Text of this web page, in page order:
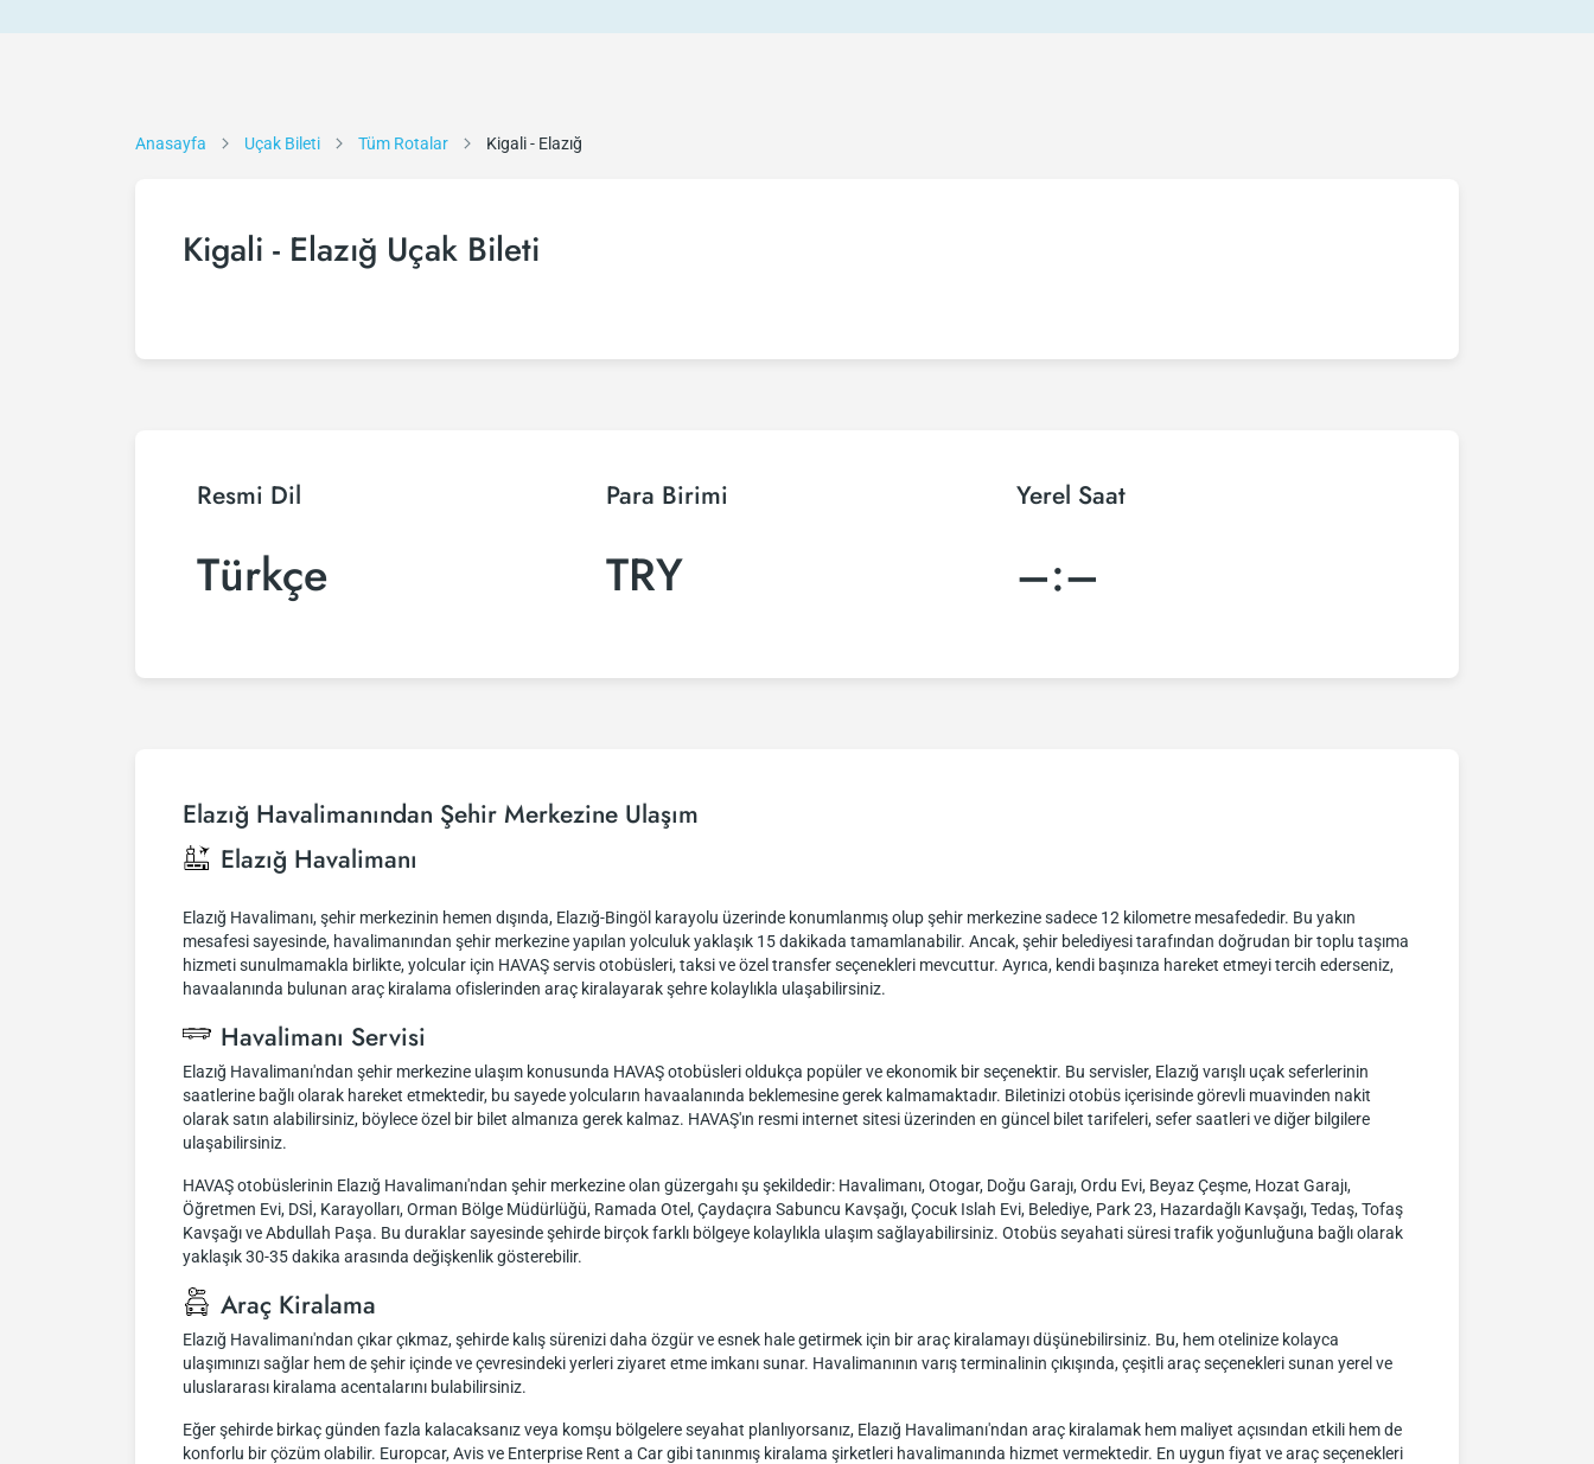
Anasayfa Uçak Bileti Tüm Rotalar Kigali - Elazığ
Kigali - Elazığ Uçak Bileti
Resmi Dil
Türkçe
Para Birimi
TRY
Yerel Saat
–:–
Elazığ Havalimanından Şehir Merkezine Ulaşım
Elazığ Havalimanı
Elazığ Havalimanı, şehir merkezinin hemen dışında, Elazığ-Bingöl karayolu üzerinde konumlanmış olup şehir merkezine sadece 12 kilometre mesafededir. Bu yakın
mesafesi sayesinde, havalimanından şehir merkezine yapılan yolculuk yaklaşık 15 dakikada tamamlanabilir. Ancak, şehir belediyesi tarafından doğrudan bir toplu taşıma
hizmeti sunulmamakla birlikte, yolcular için HAVAŞ servis otobüsleri, taksi ve özel transfer seçenekleri mevcuttur. Ayrıca, kendi başınıza hareket etmeyi tercih ederseniz,
havaalanında bulunan araç kiralama ofislerinden araç kiralayarak şehre kolaylıkla ulaşabilirsiniz.
Havalimanı Servisi
Elazığ Havalimanı'ndan şehir merkezine ulaşım konusunda HAVAŞ otobüsleri oldukça popüler ve ekonomik bir seçenektir. Bu servisler, Elazığ varışlı uçak seferlerinin
saatlerine bağlı olarak hareket etmektedir, bu sayede yolcuların havaalanında beklemesine gerek kalmamaktadır. Biletinizi otobüs içerisinde görevli muavinden nakit
olarak satın alabilirsiniz, böylece özel bir bilet almanıza gerek kalmaz. HAVAŞ'ın resmi internet sitesi üzerinden en güncel bilet tarifeleri, sefer saatleri ve diğer bilgilere
ulaşabilirsiniz.
HAVAŞ otobüslerinin Elazığ Havalimanı'ndan şehir merkezine olan güzergahı şu şekildedir: Havalimanı, Otogar, Doğu Garajı, Ordu Evi, Beyaz Çeşme, Hozat Garajı,
Öğretmen Evi, DSİ, Karayolları, Orman Bölge Müdürlüğü, Ramada Otel, Çaydaçıra Sabuncu Kavşağı, Çocuk Islah Evi, Belediye, Park 23, Hazardağlı Kavşağı, Tedaş, Tofaş
Kavşağı ve Abdullah Paşa. Bu duraklar sayesinde şehirde birçok farklı bölgeye kolaylıkla ulaşım sağlayabilirsiniz. Otobüs seyahati süresi trafik yoğunluğuna bağlı olarak
yaklaşık 30-35 dakika arasında değişkenlik gösterebilir.
Araç Kiralama
Elazığ Havalimanı'ndan çıkar çıkmaz, şehirde kalış sürenizi daha özgür ve esnek hale getirmek için bir araç kiralamayı düşünebilirsiniz. Bu, hem otelinize kolayca
ulaşımınızı sağlar hem de şehir içinde ve çevresindeki yerleri ziyaret etme imkanı sunar. Havalimanının varış terminalinin çıkışında, çeşitli araç seçenekleri sunan yerel ve
uluslararası kiralama acentalarını bulabilirsiniz.
Eğer şehirde birkaç günden fazla kalacaksanız veya komşu bölgelere seyahat planlıyorsanız, Elazığ Havalimanı'ndan araç kiralamak hem maliyet açısından etkili hem de
konforlu bir çözüm olabilir. Europcar, Avis ve Enterprise Rent a Car gibi tanınmış kiralama şirketleri havalimanında hizmet vermektedir. En uygun fiyat ve araç seçenekleri